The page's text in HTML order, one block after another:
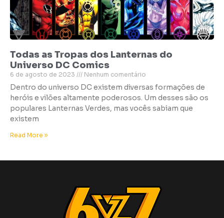
Todas as Tropas dos Lanternas do
Universo DC Comics
6 de agosto de 2023 Nenhum comentário
Dentro do universo DC existem diversas formações de
heróis e vilões altamente poderosos. Um desses são os
populares Lanternas Verdes, mas vocês sabiam que
existem
Read More »